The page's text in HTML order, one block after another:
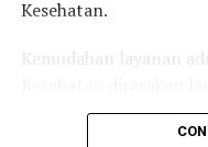
ringan, seperti batuk
Kesehatan.
Kemudahan layanan
(22), peserta JKN asal
Kaliwates, Kabupaten